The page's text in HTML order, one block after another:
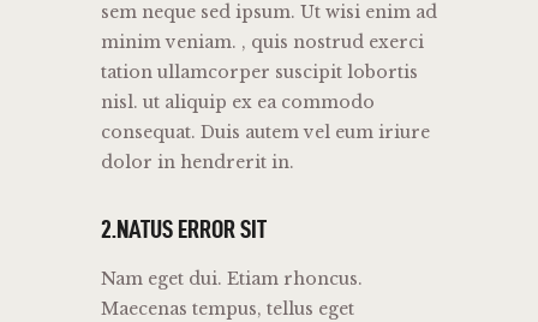
sem neque sed ipsum. Ut wisi enim ad
minim veniam. , quis nostrud exerci
tation ullamcorper suscipit lobortis
nisl. ut aliquip ex ea commodo
consequat. Duis autem vel eum iriure
dolor in hendrerit in.
2.NATUS ERROR SIT
Nam eget dui. Etiam rhoncus.
Maecenas tempus, tellus eget